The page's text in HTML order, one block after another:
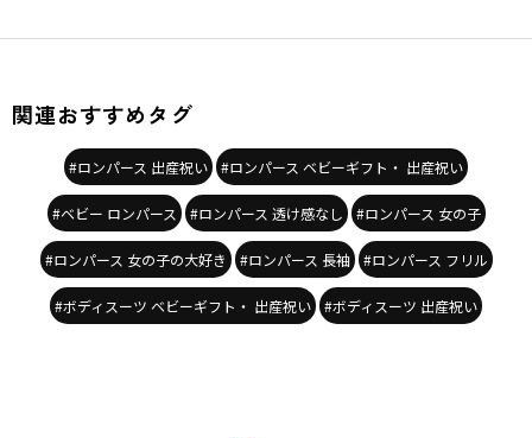
関連おすすめタグ
#ロンパース 出産祝い #ロンパース ベビーギフト・ 出産祝い
#ベビー ロンパース #ロンパース 透け感なし #ロンパース 女の子
#ロンパース 女の子の大好き #ロンパース 長袖 #ロンパース フリル
#ボディスーツ ベビーギフト・ 出産祝い #ボディスーツ 出産祝い